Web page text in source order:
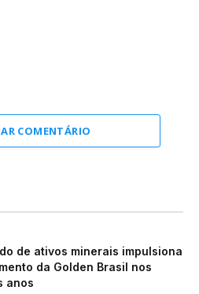
COMENTÁRIO
de ativos minerais impulsiona
da Golden Brasil nos
anos